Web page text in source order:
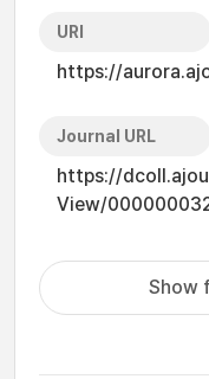
URI
https://
Journal URL
https://
View/
Show